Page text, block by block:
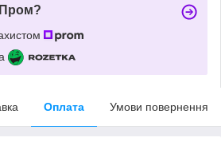
Пром?
Оплата Умови повернення